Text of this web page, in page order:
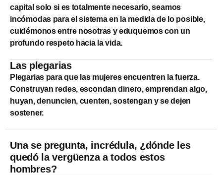
capital solo si es totalmente necesario, seamos
incómodas para el sistema en la medida de lo posible,
cuidémonos entre nosotras y eduquemos con un
profundo respeto hacia la vida.
Las plegarias
Plegarias para que las mujeres encuentren la fuerza.
Construyan redes, escondan dinero, emprendan algo,
huyan, denuncien, cuenten, sostengan y se dejen
sostener.
Una se pregunta, incrédula, ¿dónde les
quedó la vergüenza a todos estos
hombres?